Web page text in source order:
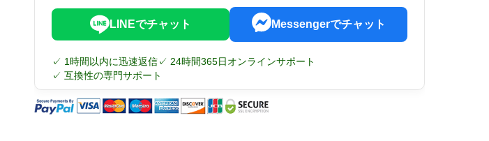
LINEでチャット Messengerでチャット
✓ 1時間以内に迅速返信✓ 24時間365日オンラインサポート
✓ 互換性の専門サポート